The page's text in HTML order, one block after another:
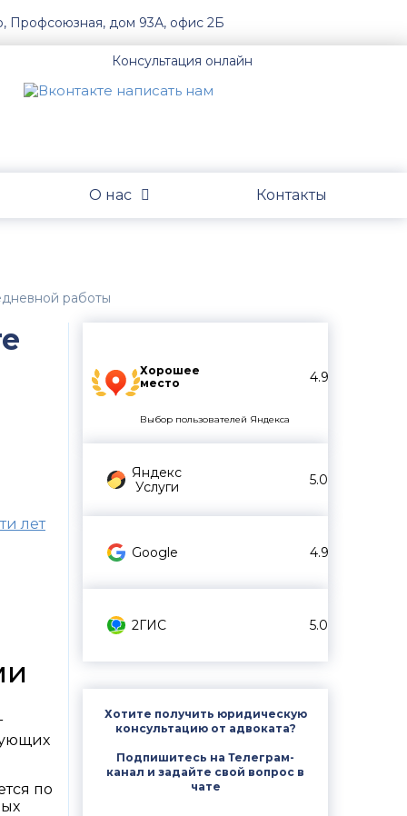
Профсоюзная, дом 93А, офис 2Б
Консультация онлайн
О нас Контакты
работы
Хорошее
место
4.9
Выбор пользователей Яндекса
Яндекс
Услуги
5.0
Google 4.9
2ГИС 5.0
Хотите получить юридическую
консультацию от адвоката?
Подпишитесь на Телеграм-
канал и задайте свой вопрос в
чате
лет
по